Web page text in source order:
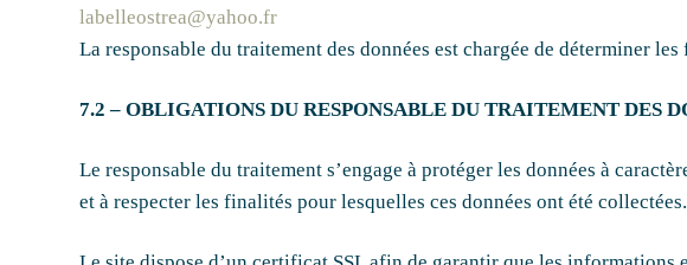
labelleostrea@yahoo.fr
La responsable du traitement des données est chargée de déterminer
7.2 – OBLIGATIONS DU RESPONSABLE DU TRAITEMENT DES
Le responsable du traitement s’engage à protéger les données à
et à respecter les finalités pour lesquelles ces données ont été collectées.